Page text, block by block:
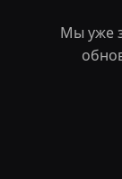
Мы уже